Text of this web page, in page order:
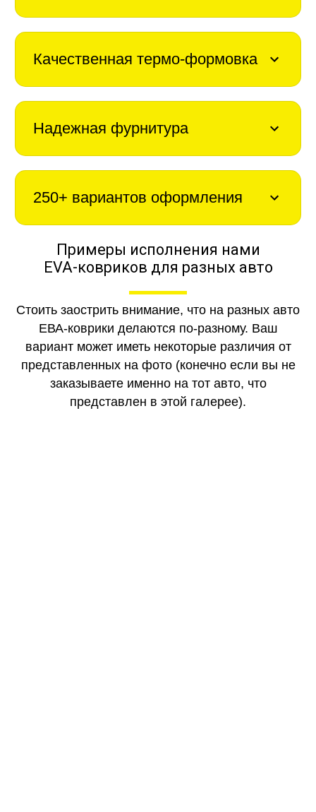
Качественная термо-формовка
Надежная фурнитура
250+ вариантов оформления
Примеры исполнения нами
EVA-ковриков для разных авто
Стоить заострить внимание, что на разных авто
ЕВА-коврики делаются по-разному. Ваш
вариант может иметь некоторые различия от
представленных на фото (конечно если вы не
заказываете именно на тот авто, что
представлен в этой галерее).